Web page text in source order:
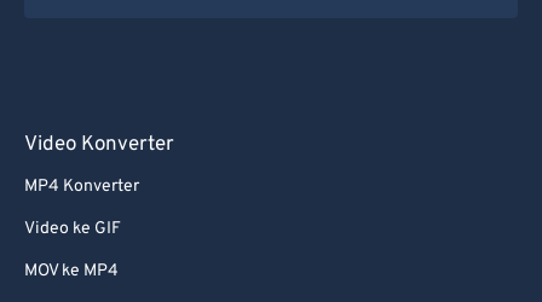
Video Konverter
MP4 Konverter
Video ke GIF
MOV ke MP4